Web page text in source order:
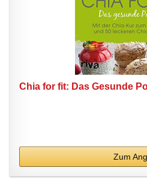
Chia for fit: Das Gesunde
Zum